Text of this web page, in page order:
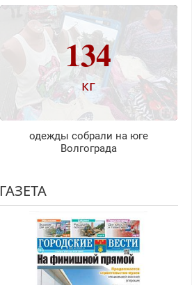
134
кг
одежды собрали на юге
Волгограда
ГАЗЕТА